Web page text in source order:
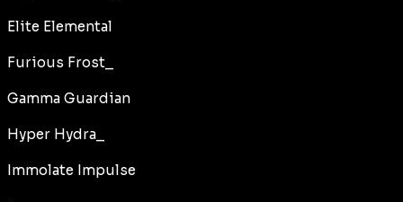
Elite Elemental
Furious Frost_
Gamma Guardian
Hyper Hydra_
Immolate Impulse